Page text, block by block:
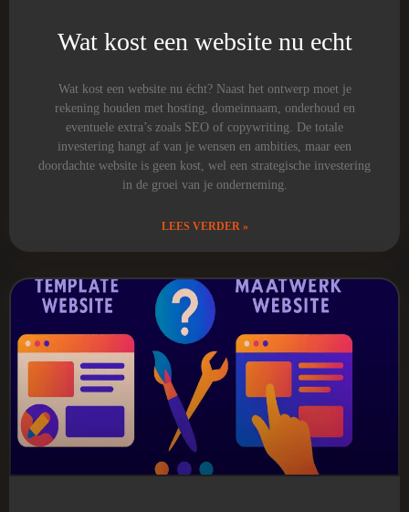
Wat kost een website nu echt
Wat kost een website nu écht? Naast het ontwerp moet je
rekening houden met hosting, domeinnaam, onderhoud en
eventuele extra’s zoals SEO of copywriting. De totale
investering hangt af van je wensen en ambities, maar een
doordachte website is geen kost, wel een strategische investering
in de groei van je onderneming.
LEES VERDER »